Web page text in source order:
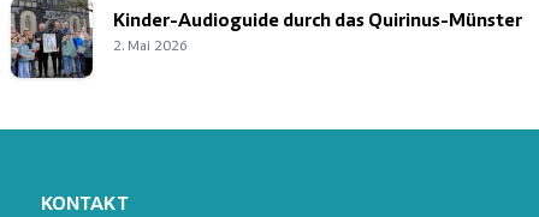
Kinder-Audioguide durch das Quirinus-Münster
2. Mai 2026
KONTAKT